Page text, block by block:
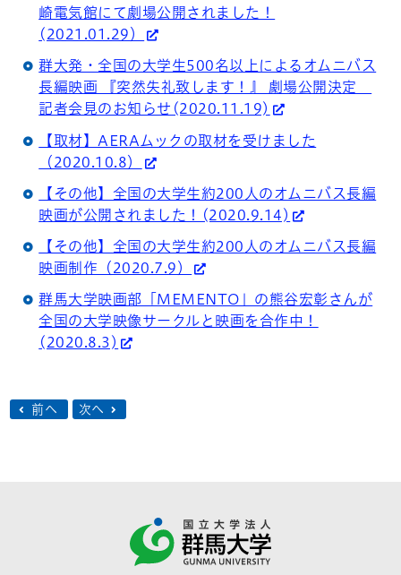
崎電気館にて劇場公開されました！
(2021.01.29）
群大発・全国の大学生500名以上によるオムニバス
長編映画 『突然失礼致します！』 劇場公開決定
記者会見のお知らせ(2020.11.19)
【取材】AERAムックの取材を受けました
（2020.10.8）
【その他】全国の大学生約200人のオムニバス長編
映画が公開されました！(2020.9.14)
【その他】全国の大学生約200人のオムニバス長編
映画制作（2020.7.9）
群馬大学映画部「MEMENTO」の熊谷宏彰さんが
全国の大学映像サークルと映画を合作中！
(2020.8.3)
前へ 次へ